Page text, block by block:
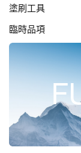
塗刷工具
臨時品項